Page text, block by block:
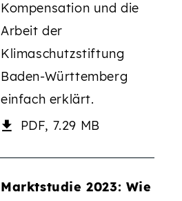
Kompensation und die
Arbeit der
Klimaschutzstiftung
Baden-Württemberg
einfach erklärt.
PDF, 7.29 MB
Marktstudie 2023: Wie